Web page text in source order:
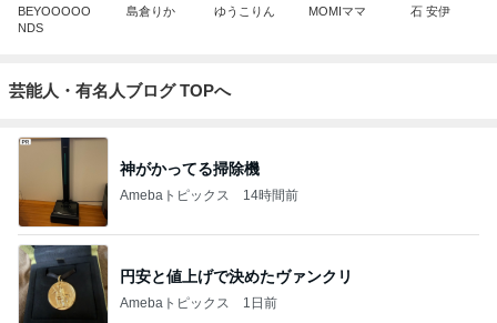
BEYOOOOO
NDS
島倉りか ゆうこりん MOMIママ 石 安伊
芸能人・有名人ブログ TOPへ
神がかってる掃除機
Amebaトピックス 14時間前
円安と値上げで決めたヴァンクリ
Amebaトピックス 1日前